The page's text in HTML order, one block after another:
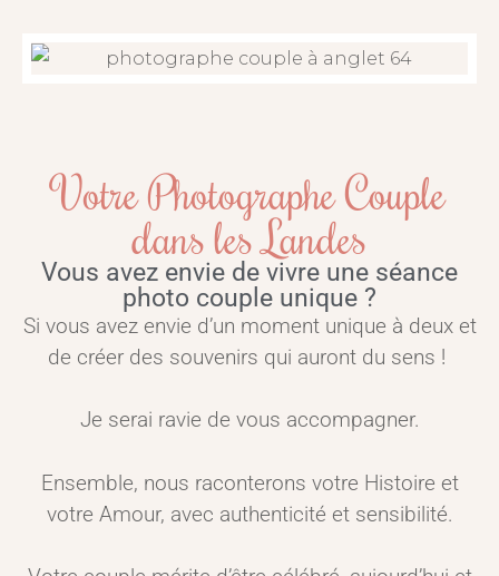
reconnexion
Votre Photographe Couple
dans les Landes
Vous avez envie de vivre une séance
photo couple unique ?
Si vous avez envie d’un moment unique à deux et
de créer des souvenirs qui auront du sens !
Je serai ravie de vous accompagner.
Ensemble, nous raconterons votre Histoire et
votre Amour, avec authenticité et sensibilité.